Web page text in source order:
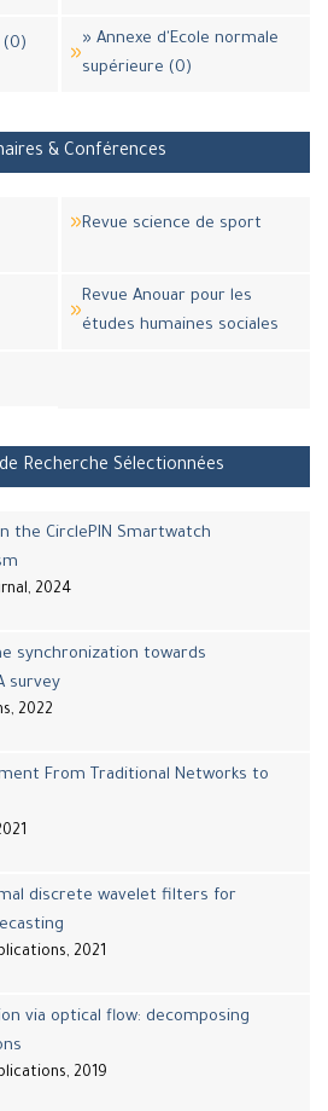
(0)
» Annexe d'Ecole normale
supérieure (0)
& Conférences
Revue science de sport
Revue Anouar pour les
études humaines sociales
Recherche Sélectionnées
the CirclePIN Smartwatch
2024
synchronization towards
survey
2022
From Traditional Networks to
discrete wavelet filters for
2021
via optical flow: decomposing
2019